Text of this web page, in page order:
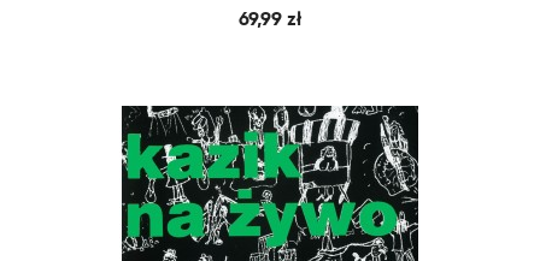
69,99 zł